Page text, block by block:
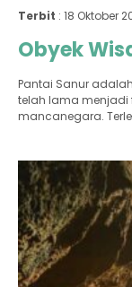
Terbit : 18 Oktober
Obyek
Pantai Sanur
telah lama menjadi
mancanegara.